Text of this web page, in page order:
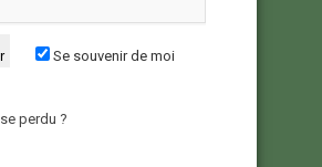
Se souvenir de moi
perdu ?